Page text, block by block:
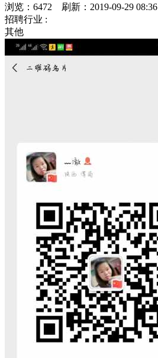
浏览：6472 刷新：2019-09-29 08:36
招聘行业 :
其他